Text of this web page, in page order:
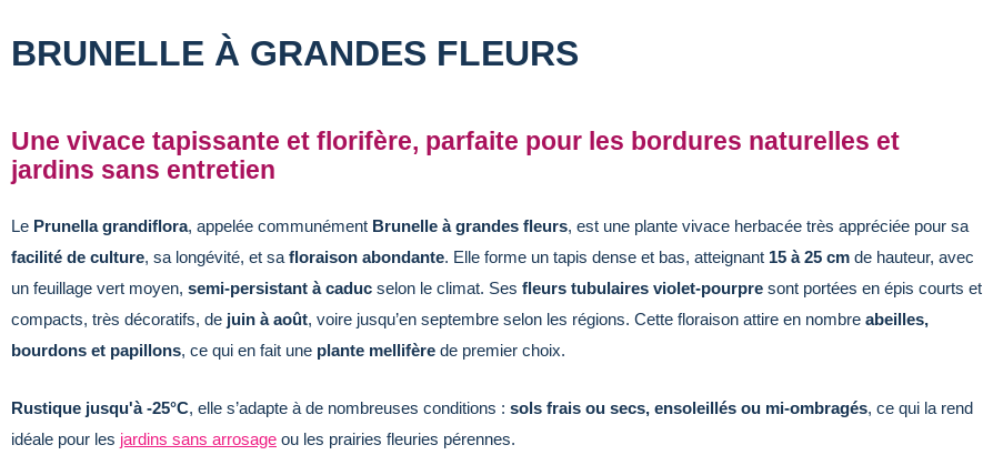
BRUNELLE À GRANDES FLEURS
Une vivace tapissante et florifère, parfaite pour les bordures naturelles et
jardins sans entretien
Le Prunella grandiflora, appelée communément Brunelle à grandes fleurs, est une plante vivace herbacée très appréciée pour sa
facilité de culture, sa longévité, et sa floraison abondante. Elle forme un tapis dense et bas, atteignant 15 à 25 cm de hauteur, avec
un feuillage vert moyen, semi-persistant à caduc selon le climat. Ses fleurs tubulaires violet-pourpre sont portées en épis courts et
compacts, très décoratifs, de juin à août, voire jusqu’en septembre selon les régions. Cette floraison attire en nombre abeilles,
bourdons et papillons, ce qui en fait une plante mellifère de premier choix.
Rustique jusqu'à -25°C, elle s’adapte à de nombreuses conditions : sols frais ou secs, ensoleillés ou mi-ombragés, ce qui la rend
idéale pour les jardins sans arrosage ou les prairies fleuries pérennes.